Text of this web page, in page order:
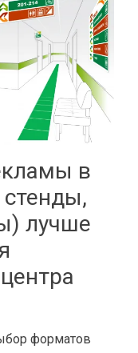
в
лучше
форматов